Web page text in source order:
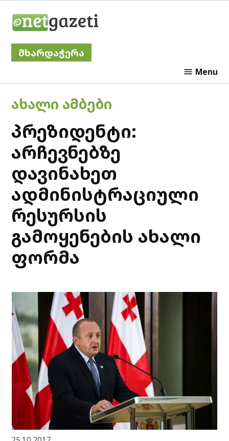
მხარდაჭერა
Menu
POSTED
IN
ᲐᲮᲐᲚᲘ ᲐᲛᲑᲔᲑᲘ
პრეზიდენტი:
არჩევნებზე
დავინახეთ
ადმინისტრაციული
რესურსის
გამოყენების ახალი
ფორმა